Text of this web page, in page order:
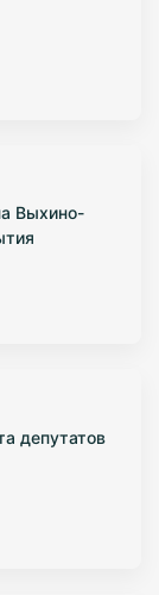
Выхино-
депутатов